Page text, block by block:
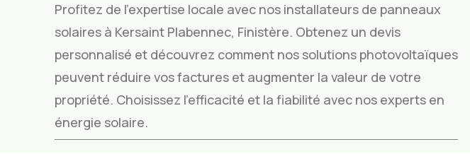
Profitez de l’expertise locale avec nos installateurs de panneaux
solaires à Kersaint Plabennec, Finistère. Obtenez un devis
personnalisé et découvrez comment nos solutions photovoltaïques
peuvent réduire vos factures et augmenter la valeur de votre
propriété. Choisissez l’efficacité et la fiabilité avec nos experts en
énergie solaire.